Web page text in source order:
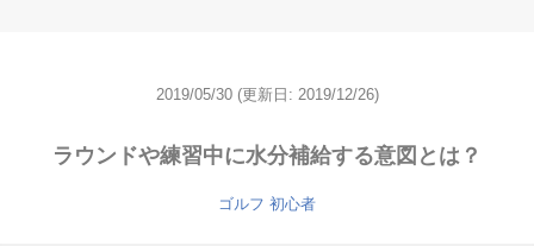
2019/05/30 (更新日: 2019/12/26)
ラウンドや練習中に水分補給する意図とは？
ゴルフ 初心者